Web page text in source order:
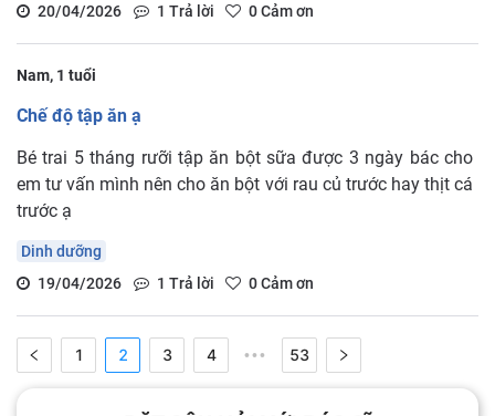
20/04/2026
1 Trả lời 0Cảm ơn
Nam, 1 tuổi
Chế độ tập ăn ạ
Bé trai 5 tháng rưỡi tập ăn bột sữa được 3 ngày bác cho
em tư vấn mình nên cho ăn bột với rau củ trước hay thịt cá
trước ạ
Dinh dưỡng
19/04/2026
1 Trả lời 0Cảm ơn
1 2 3 4 ••• 53